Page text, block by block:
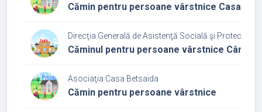
Cămin pentru persoane vârstnice Casa
Direcţia Generală de Asistenţă Socială şi Protecţia
Căminul pentru persoane vârstnice Câmpia
Asociaţia Casa Betsaida
Cămin pentru persoane vârstnice